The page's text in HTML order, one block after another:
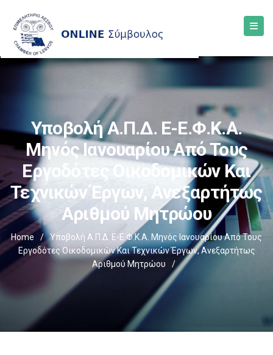
Υποβολή Α.Π.Δ. E-Ε.Φ.Κ.Α.
Μηνός Ιανουαρίου Από Τους
Εργοδότες Οικοδομικών Και
Τεχνικών Έργων, Ανεξαρτήτως
Αριθμού Μητρώου
Home /
Υποβολή Α.Π.Δ. E-Ε.Φ.Κ.Α. Μηνός Ιανουαρίου Από Τους
Εργοδότες Οικοδομικών Και Τεχνικών Έργων, Ανεξαρτήτως
Αριθμού Μητρώου
/